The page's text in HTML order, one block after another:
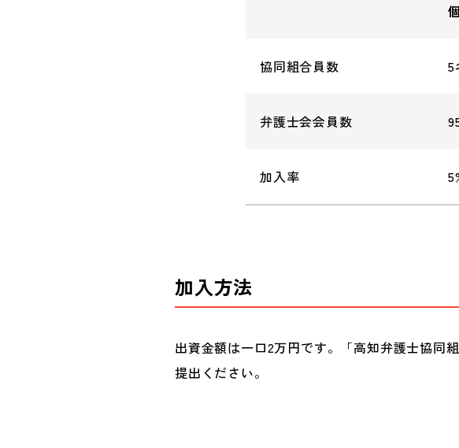
協同組合員数 5
弁護士会会員数
加入率
加入方法
出資金額は一口2万円です。「高知弁護士協同
提出ください。